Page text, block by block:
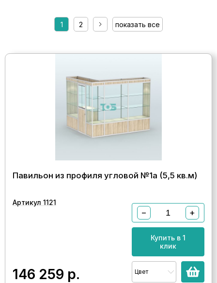
1 2 показать все
Павильон из профиля угловой №1а (5,5 кв.м)
Артикул 1121
146 259 р.
− +
Купить в 1
клик
Цвет